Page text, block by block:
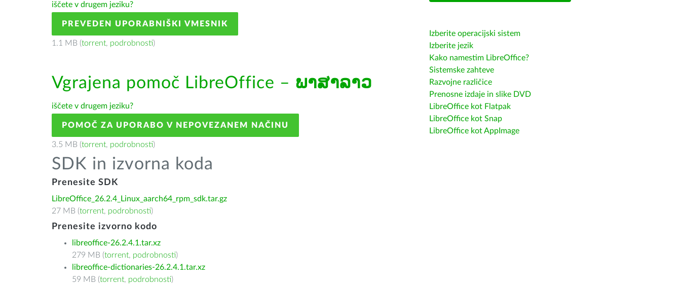
iščete v drugem jeziku?
PREVEDEN UPORABNIŠKI VMESNIK
1.1 MB (torrent, podrobnosti)
Vgrajena pomoč LibreOffice – ພາສາລາວ
iščete v drugem jeziku?
POMOČ ZA UPORABO V NEPOVEZANEM NAČINU
3.5 MB (torrent, podrobnosti)
SDK in izvorna koda
Prenesite SDK
LibreOffice_26.2.4_Linux_aarch64_rpm_sdk.tar.gz
27 MB (torrent, podrobnosti)
Prenesite izvorno kodo
libreoffice-26.2.4.1.tar.xz
279 MB (torrent, podrobnosti)
libreoffice-dictionaries-26.2.4.1.tar.xz
59 MB (torrent, podrobnosti)
Izberite operacijski sistem
Izberite jezik
Kako namestim LibreOffice?
Sistemske zahteve
Razvojne različice
Prenosne izdaje in slike DVD
LibreOffice kot Flatpak
LibreOffice kot Snap
LibreOffice kot AppImage